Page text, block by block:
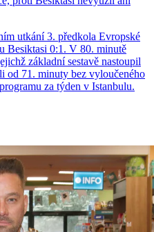
utkání 3. předkola Evropské
Besiktasi 0:1. V 80. minutě
základní sestavě nastoupil
od 71. minuty bez vyloučeného
za týden v Istanbulu.